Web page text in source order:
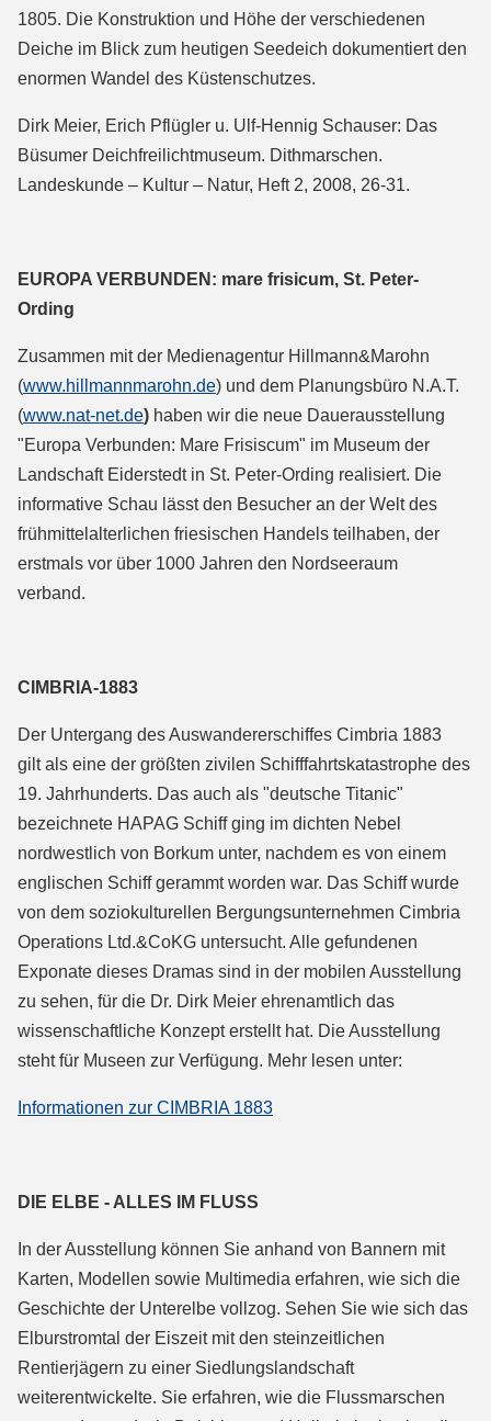
1805. Die Konstruktion und Höhe der verschiedenen
Deiche im Blick zum heutigen Seedeich dokumentiert den
enormen Wandel des Küstenschutzes.
Dirk Meier, Erich Pflügler u. Ulf-Hennig Schauser: Das
Büsumer Deichfreilichtmuseum. Dithmarschen.
Landeskunde – Kultur – Natur, Heft 2, 2008, 26-31.
EUROPA VERBUNDEN: mare frisicum, St. Peter-
Ording
Zusammen mit der Medienagentur Hillmann&Marohn
(www.hillmannmarohn.de) und dem Planungsbüro N.A.T.
(www.nat-net.de) haben wir die neue Dauerausstellung
"Europa Verbunden: Mare Frisiscum" im Museum der
Landschaft Eiderstedt in St. Peter-Ording realisiert. Die
informative Schau lässt den Besucher an der Welt des
frühmittelalterlichen friesischen Handels teilhaben, der
erstmals vor über 1000 Jahren den Nordseeraum
verband.
CIMBRIA-1883
Der Untergang des Auswandererschiffes Cimbria 1883
gilt als eine der größten zivilen Schifffahrtskatastrophe des
19. Jahrhunderts. Das auch als "deutsche Titanic"
bezeichnete HAPAG Schiff ging im dichten Nebel
nordwestlich von Borkum unter, nachdem es von einem
englischen Schiff gerammt worden war. Das Schiff wurde
von dem soziokulturellen Bergungsunternehmen Cimbria
Operations Ltd.&CoKG untersucht. Alle gefundenen
Exponate dieses Dramas sind in der mobilen Ausstellung
zu sehen, für die Dr. Dirk Meier ehrenamtlich das
wissenschaftliche Konzept erstellt hat. Die Ausstellung
steht für Museen zur Verfügung. Mehr lesen unter:
Informationen zur CIMBRIA 1883
DIE ELBE - ALLES IM FLUSS
In der Ausstellung können Sie anhand von Bannern mit
Karten, Modellen sowie Multimedia erfahren, wie sich die
Geschichte der Unterelbe vollzog. Sehen Sie wie sich das
Elburstromtal der Eiszeit mit den steinzeitlichen
Rentierjägern zu einer Siedlungslandschaft
weiterentwickelte. Sie erfahren, wie die Flussmarschen